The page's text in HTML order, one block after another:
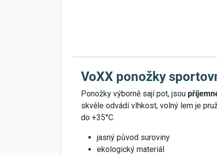
VoXX ponožky
Ponožky výborně sají pot, jsou
skvěle odvádí vlhkost, volný lem je
do +35°C.
jasný původ suroviny
ekologický materiál